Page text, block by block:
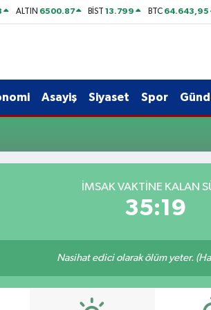
ALTIN 6500.87 BİST13.799 BTC 64.643,95
Asayiş Siyaset Spor
İMSAK VAKTINE KALAN
35:19
Nasihat edici olarak ölüm yeter.